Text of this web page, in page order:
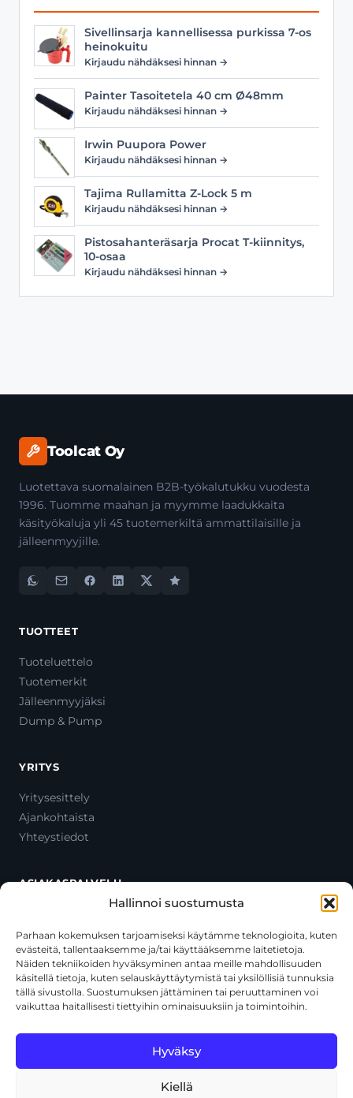
Hallinnoi suostumusta
Parhaan kokemuksen tarjoamiseksi käytämme teknologioita, kuten
evästeitä, tallentaaksemme ja/tai käyttääksemme laitetietoja.
Näiden tekniikoiden hyväksyminen antaa meille mahdollisuuden
käsitellä tietoja, kuten selauskäyttäytymistä tai yksilöllisiä tunnuksia
tällä sivustolla. Suostumuksen jättäminen tai peruuttaminen voi
vaikuttaa haitallisesti tiettyihin ominaisuuksiin ja toimintoihin.
Hyväksy
Kiellä
Sivellinsarja kannellisessa purkissa 7-os
heinokuitu
Kirjaudu nähdäksesi hinnan →
Painter Tasoitetela 40 cm Ø48mm
Kirjaudu nähdäksesi hinnan →
Irwin Puupora Power
Kirjaudu nähdäksesi hinnan →
Tajima Rullamitta Z-Lock 5 m
Kirjaudu nähdäksesi hinnan →
Pistosahanteräsarja Procat T-kiinnitys,
10-osaa
Kirjaudu nähdäksesi hinnan →
Toolcat Oy
Luotettava suomalainen B2B-työkalutukku vuodesta
1996. Tuomme maahan ja myymme laadukkaita
käsityökaluja yli 45 tuotemerkiltä ammattilaisille ja
jälleenmyyjille.
TUOTTEET
Tuoteluettelo
Tuotemerkit
Jälleenmyyjäksi
Dump & Pump
YRITYS
Yritysesittely
Ajankohtaista
Yhteystiedot
ASIAKASPALVELU
Oma tili
Maksutavat
Toimitustavat
Usein kysytyt kysymykset
+358 44 270 3795
asiakaspalvelu@toolcat.fi